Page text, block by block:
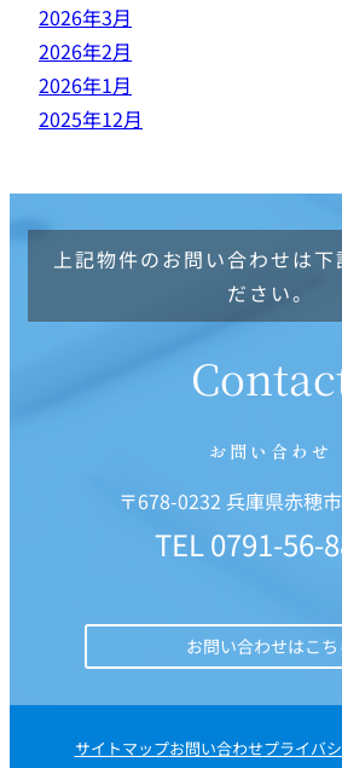
2026年3月
2026年2月
2026年1月
2025年12月
上記物件のお問い合わせは下
ださい。
お問い合わせ
〒678-0232 兵庫県赤穂
TEL0791-56-
お問い合わせはこち
サイトマップお問い合わせプライバ